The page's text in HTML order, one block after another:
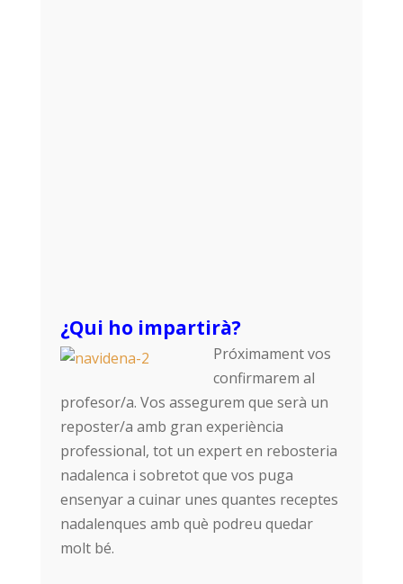
¿Qui ho impartirà?
Próximament vos
confirmarem al
profesor/a. Vos assegurem que serà un
reposter/a amb gran experiència
professional, tot un expert en rebosteria
nadalenca i sobretot que vos puga
ensenyar a cuinar unes quantes receptes
nadalenques amb què podreu quedar
molt bé.